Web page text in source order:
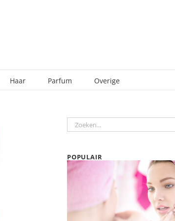
Haar Parfum Overige
Zoeken
naar:
POPULAIR